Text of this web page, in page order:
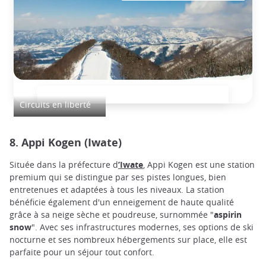
Circuits en liberté
8. Appi Kogen (Iwate)
Située dans la préfecture d’Iwate , Appi Kogen est une station
premium qui se distingue par ses pistes longues, bien
entretenues et adaptées à tous les niveaux. La station
bénéficie également d'un enneigement de haute qualité
grâce à sa neige sèche et poudreuse, surnommée "aspirin
snow". Avec ses infrastructures modernes, ses options de ski
nocturne et ses nombreux hébergements sur place, elle est
parfaite pour un séjour tout confort.